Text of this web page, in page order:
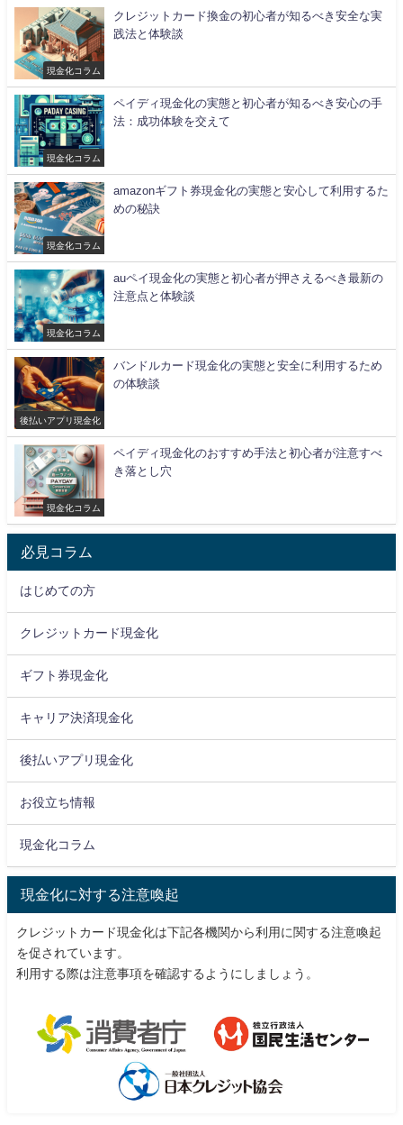
現金化コラム
クレジットカード換金の初心者が知るべき安全な実
践法と体験談
現金化コラム
ペイディ現金化の実態と初心者が知るべき安心の手
法：成功体験を交えて
現金化コラム
amazonギフト券現金化の実態と安心して利用するた
めの秘訣
現金化コラム
auペイ現金化の実態と初心者が押さえるべき最新の
注意点と体験談
後払いアプリ現金化
バンドルカード現金化の実態と安全に利用するため
の体験談
現金化コラム
ペイディ現金化のおすすめ手法と初心者が注意すべ
き落とし穴
必見コラム
はじめての方
クレジットカード現金化
ギフト券現金化
キャリア決済現金化
後払いアプリ現金化
お役立ち情報
現金化コラム
現金化に対する注意喚起
クレジットカード現金化は下記各機関から利用に関する注意喚起
を促されています。
利用する際は注意事項を確認するようにしましょう。